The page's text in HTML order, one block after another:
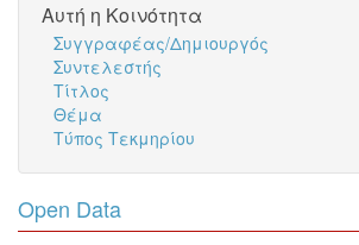
Αυτή η Κοινότητα
Συγγραφέας/Δημιουργός
Συντελεστής
Τίτλος
Θέμα
Τύπος Τεκμηρίου
Open Data